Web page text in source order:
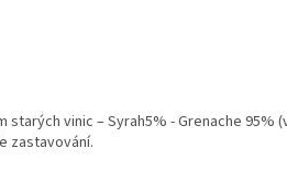
vinic – Syrah5% - Grenache 95%
zastavování.